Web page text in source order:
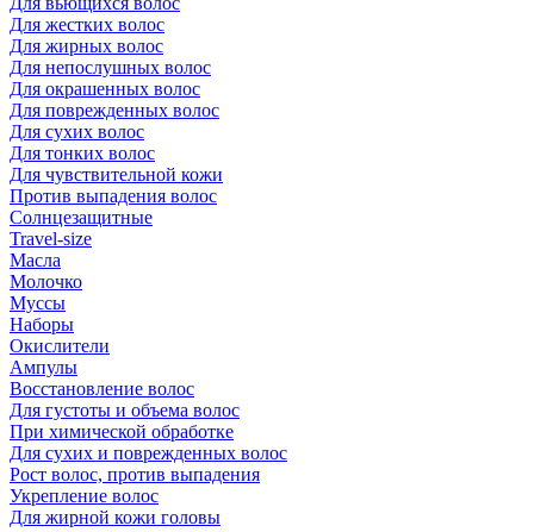
Для жестких волос
Для жирных волос
Для непослушных волос
Для окрашенных волос
Для поврежденных волос
Для сухих волос
Для тонких волос
Для чувствительной кожи
Против выпадения волос
Солнцезащитные
Travel-size
Масла
Молочко
Муссы
Наборы
Окислители
Ампулы
Восстановление волос
Для густоты и объема волос
При химической обработке
Для сухих и поврежденных волос
Рост волос, против выпадения
Укрепление волос
Для жирной кожи головы